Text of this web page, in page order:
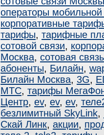
операторы мобильной
корпоративные
тарифы, тарифные
сотовой связи,
Москва, сотовая
абоненты, Билайн,
Билайн Москва, 3G,
МТС, тарифы
Центр, ev, ev, ev,
безлимитный SkyLink,
Скай Линк, акции,